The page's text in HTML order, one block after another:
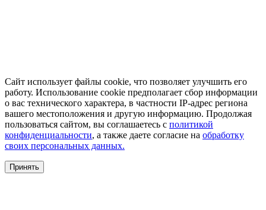
Сайт использует файлы cookie, что позволяет улучшить его
работу. Использование cookie предполагает сбор информации
о вас технического характера, в частности IP-адрес региона
вашего местоположения и другую информацию. Продолжая
пользоваться сайтом, вы соглашаетесь с политикой
конфиденциальности, а также даете согласие на обработку
своих персональных данных.
Принять